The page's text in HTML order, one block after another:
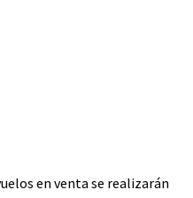
en venta se realizarán